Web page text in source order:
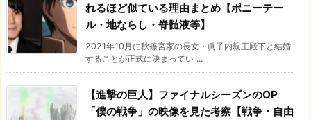
れるほど似ている理由まとめ【ポニーテー
ル・地ならし・脊髄液等】
2021年10月に秋篠宮家の長女・眞子内親王殿下と結婚
することが正式に決まってい ...
【進撃の巨人】ファイナルシーズンのOP
「僕の戦争」の映像を見た考察【戦争・自由